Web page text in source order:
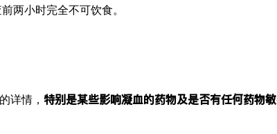
两小时完全不可饮食。
详情， 特别是某些影响凝血的药物及是否有任何药物